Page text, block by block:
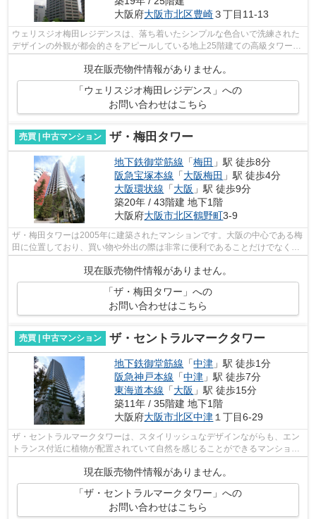
大阪府大阪市北区豊崎３丁目11-13
ウェリスジオ梅田レジデンスは、落ち着いたシンプルな色合いで洗練された
デザインの外観が都会的さをアピールしている地上25階建ての高級タワーマ
現在販売物件情報がありません。
「ウェリスジオ梅田レジデンス」への
お問い合わせはこちら
売買 | 中古マンション ザ・梅田タワー
地下鉄御堂筋線 「梅田 」駅 徒歩8分
阪急宝塚本線 「大阪梅田 」駅 徒歩4分
大阪環状線 「大阪 」駅 徒歩9分
築20年 / 43階建 地下1階
大阪府大阪市北区鶴野町3-9
ザ・梅田タワーは2005年に建築されたマンションです。大阪の中心である梅
田に位置しており、買い物や外出の際は非常に便利であることだけでなくコ
ンシェルジュカウンターやカフェラウ...
現在販売物件情報がありません。
「ザ・梅田タワー」への
お問い合わせはこちら
売買 | 中古マンション ザ・セントラルマークタワー
地下鉄御堂筋線 「中津 」駅 徒歩1分
阪急神戸本線 「中津 」駅 徒歩7分
東海道本線 「大阪 」駅 徒歩15分
築11年 / 35階建 地下1階
大阪府大阪市北区中津 １丁目6-29
ザ・セントラルマークタワーは、スタイリッシュなデザインながらも、エン
トランス付近に植物が配置されていて自然を感じることができるマンション
です。 住んでいる方の口コミには、立...
現在販売物件情報がありません。
「ザ・セントラルマークタワー」への
お問い合わせはこちら